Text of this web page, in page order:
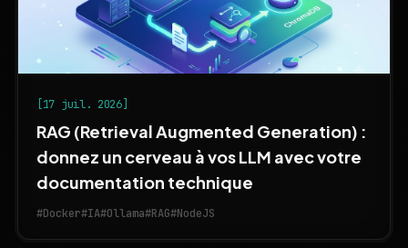
[17 juil. 2026]
RAG (Retrieval Augmented Generation) :
donnez un cerveau à vos LLM avec votre
documentation technique
#Docker#IA#Ollama#RAG#NodeJS